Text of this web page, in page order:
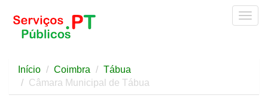
Início Coimbra
Tábua
Câmara Municipal de Tábua